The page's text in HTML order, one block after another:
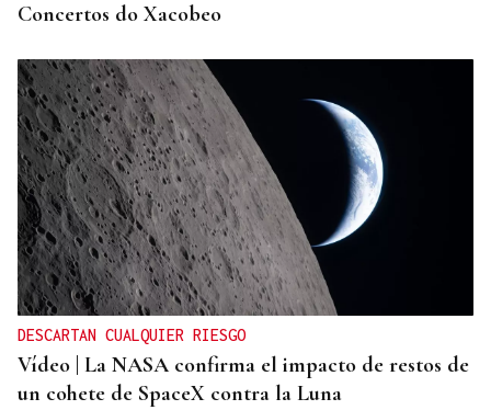
Concertos do Xacobeo
DESCARTAN CUALQUIER RIESGO
Vídeo | La NASA confirma el impacto de restos de
un cohete de SpaceX contra la Luna